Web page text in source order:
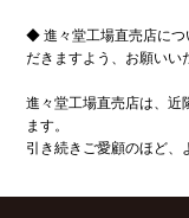
◆ 進々堂工場直売店につ
だきますよ う、お願いい
進々堂工場直売店は、近
ます。
引き続きご愛顧のほど、